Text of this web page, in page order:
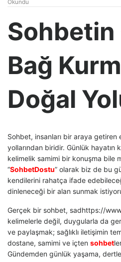
Okundu
Sohbetin
Bağ
Doğal
Sohbet, insanları bir araya
yollarından biridir. Günlük hayatın
kelimelik samimi bir konuşma bile
“SohbetDostu” olarak biz de bu
kendilerini rahatça ifade
dinleneceği bir alan sunmak
Gerçek bir sohbet, sadhttps://
kelimelerle değil, duygularla da
ve paylaşmak; sağlıklı iletişimin
dostane, samimi ve içten sohbet
Gündemden günlük yaşama,